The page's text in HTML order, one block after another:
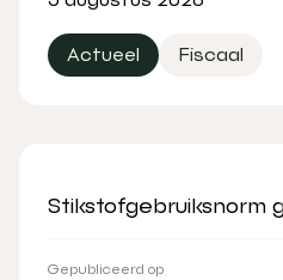
Actueel Fiscaal
Stikstofgebruiksnorm
Gepubliceerd op